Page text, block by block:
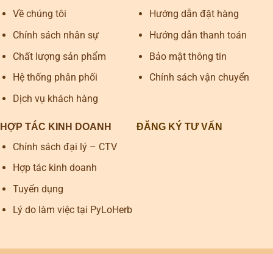
Về chúng tôi
Chính sách nhân sự
Chất lượng sản phẩm
Hệ thống phân phối
Dịch vụ khách hàng
Hướng dẫn đặt hàng
Hướng dẫn thanh toán
Bảo mật thông tin
Chính sách vận chuyển
HỢP TÁC KINH DOANH
Chính sách đại lý – CTV
Hợp tác kinh doanh
Tuyển dụng
Lý do làm việc tại PyLoHerb
ĐĂNG KÝ TƯ VẤN